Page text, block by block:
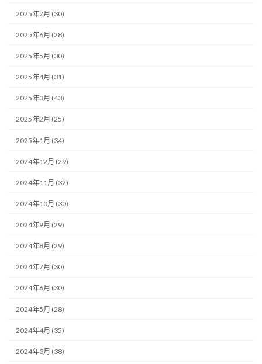
2025年7月 (30)
2025年6月 (28)
2025年5月 (30)
2025年4月 (31)
2025年3月 (43)
2025年2月 (25)
2025年1月 (34)
2024年12月 (29)
2024年11月 (32)
2024年10月 (30)
2024年9月 (29)
2024年8月 (29)
2024年7月 (30)
2024年6月 (30)
2024年5月 (28)
2024年4月 (35)
2024年3月 (38)